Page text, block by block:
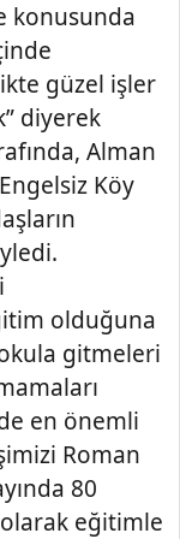
konusunda
güzel işler
diyerek
Alman
Köy
olduğuna
gitmeleri
en önemli
Roman
80
eğitimle